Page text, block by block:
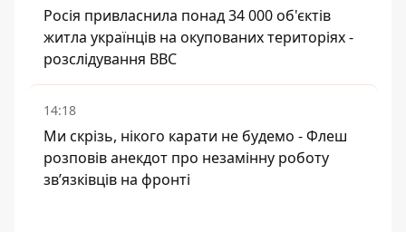
Росія привласнила понад 34 000 об'єктів
житла українців на окупованих територіях -
розслідування BBC
14:18
Ми скрізь, нікого карати не будемо - Флеш
розповів анекдот про незамінну роботу
зв’язківців на фронті